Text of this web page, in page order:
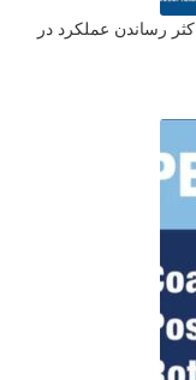
رساندن عملکرد در